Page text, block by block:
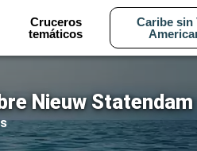
Cruceros
temáticos
Caribe sin
Nieuw Statendam